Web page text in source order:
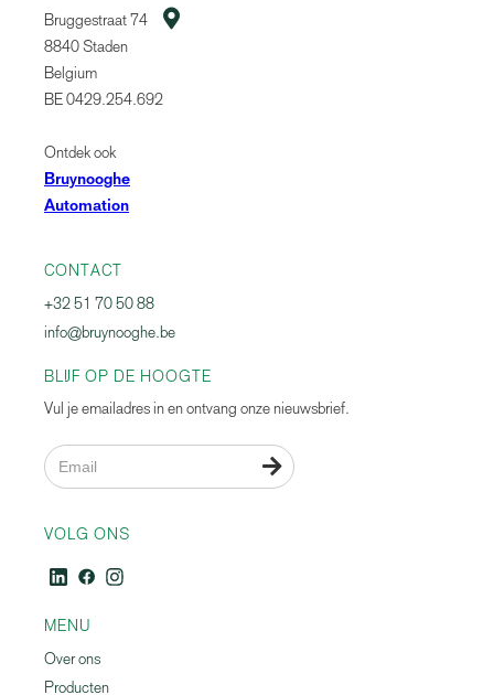
Bruggestraat 74
8840 Staden
Belgium
BE 0429.254.692
Ontdek ook
Bruynooghe
Automation

CONTACT
+32 51 70 50 88
info@bruynooghe.be
BLIJF OP DE HOOGTE
Vul je emailadres in en ontvang onze nieuwsbrief.

VOLG ONS
MENU
Over ons
Producten